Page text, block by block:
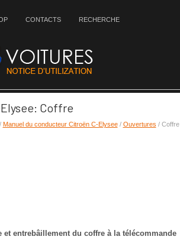
CONTACTS RECHERCHE
Coffre
Manuel du conducteur Citroën C-Elysee/ Ouvertures / Coffre
et entrebâillement du coffre à la télécommande